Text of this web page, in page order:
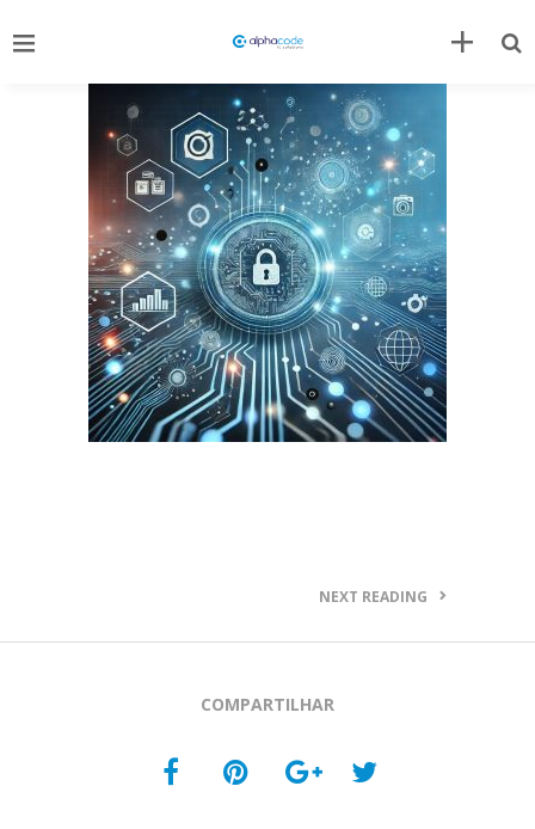
NEXT READING
COMPARTILHAR